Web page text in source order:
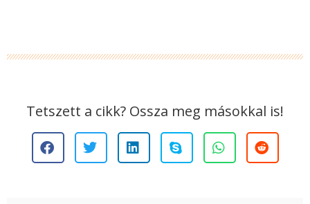
Tetszett a cikk? Ossza meg másokkal is!